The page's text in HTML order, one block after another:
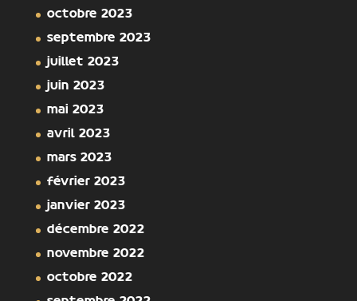
octobre 2023
septembre 2023
juillet 2023
juin 2023
mai 2023
avril 2023
mars 2023
février 2023
janvier 2023
décembre 2022
novembre 2022
octobre 2022